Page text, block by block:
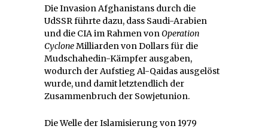
Die Invasion Afghanistans durch die
UdSSR führte dazu, dass Saudi-Arabien
und die CIA im Rahmen vonOperation
CycloneMilliarden von Dollars für die
Mudschahedin-Kämpfer ausgaben,
wodurch der Aufstieg Al-Qaidas ausgelöst
wurde, und damit letztendlich der
Zusammenbruch der Sowjetunion.
Die Welle der Islamisierung von 1979